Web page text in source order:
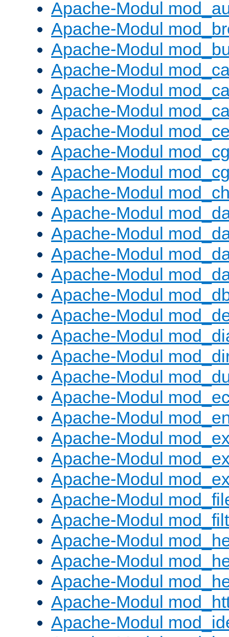
Apache-Modul
Apache-Modul
Apache-Modul
Apache-Modul
Apache-Modul
Apache-Modul
Apache-Modul
Apache-Modul
Apache-Modul
Apache-Modul
Apache-Modul
Apache-Modul
Apache-Modul
Apache-Modul
Apache-Modul
Apache-Modul
Apache-Modul
Apache-Modul
Apache-Modul
Apache-Modul
Apache-Modul
Apache-Modul
Apache-Modul
Apache-Modul
Apache-Modul
Apache-Modul
Apache-Modul
Apache-Modul
Apache-Modul
Apache-Modul
Apache-Modul